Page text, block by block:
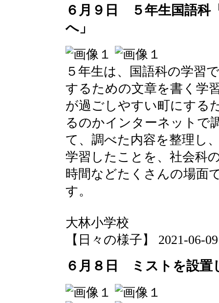
６月９日 ５年生国語科
へ」
５年生は、国語科の学習
するための文章を書く学
が過ごしやすい町にする
るのかインターネットで
て、調べた内容を整理し
学習したことを、社会科
時間などたくさんの場面
す。
大林小学校
【日々の様子】 2021-06-
６月８日 ミストを設置